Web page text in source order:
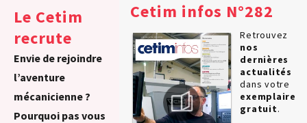
Cetim infos N°282
Retrouvez
nos
dernières
actualités
dans votre
exemplaire
gratuit.
Le Cetim
recrute
Envie de rejoindre
l’aventure
mécanicienne ?
Pourquoi pas vous